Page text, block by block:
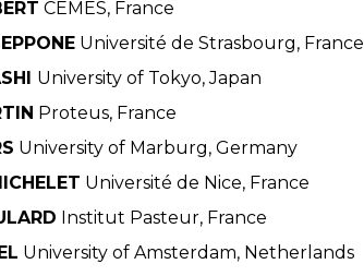
CEMES, France
Université de Strasbourg, France
University of Tokyo, Japan
Proteus, France
University of Marburg, Germany
Université de Nice, France
Institut Pasteur, France
University of Amsterdam, Netherlands